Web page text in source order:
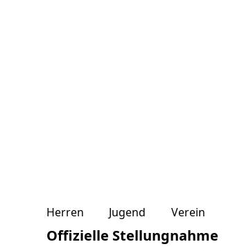
Herren Jugend Verein
Offizielle Stellungnahme